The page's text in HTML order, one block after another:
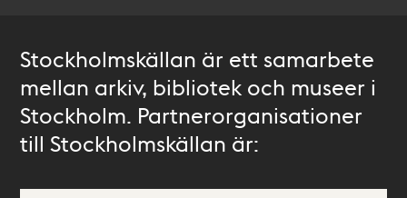
Stockholmskällan är ett samarbete
mellan arkiv, bibliotek och museer i
Stockholm. Partnerorganisationer
till Stockholmskällan är: